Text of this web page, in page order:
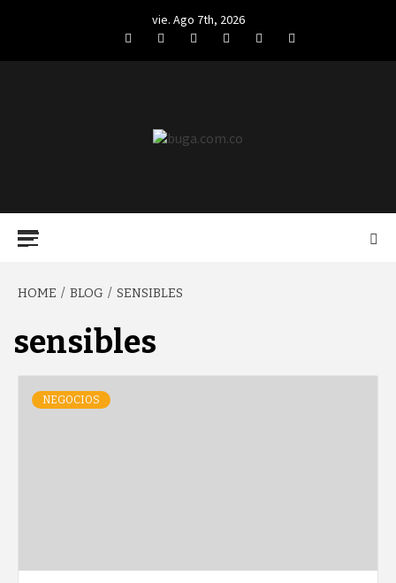
vie. Ago 7th, 2026
FacebookTwitterLinkedIn
VK YouTubeInstagram
HOME BLOG SENSIBLES
sensibles
NEGOCIOS